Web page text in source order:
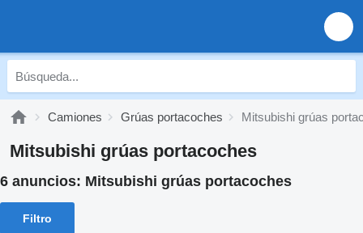
Camiones Grúas portacoches Mitsubishi grúas
Mitsubishi grúas portacoches
6 anuncios: Mitsubishi grúas portacoches
Filtro